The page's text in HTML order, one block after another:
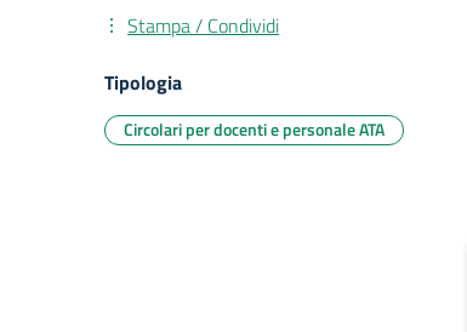
Stampa / Condividi
Tipologia
Circolari per docenti e personale ATA